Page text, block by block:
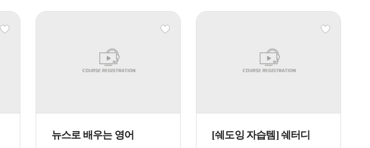
뉴스로 배우는 영어 [쉐도잉 자습템] 쉐터디